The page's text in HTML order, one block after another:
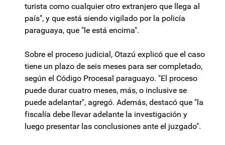
turista como cualquier otro extranjero que llega al
país", y que está siendo vigilado por la policía
paraguaya, que "le está encima".
Sobre el proceso judicial, Otazú explicó que el caso
tiene un plazo de seis meses para ser completado,
según el Código Procesal paraguayo. "El proceso
puede durar cuatro meses, más, o inclusive se
puede adelantar", agregó. Además, destacó que "la
fiscalía debe llevar adelante la investigación y
luego presentar las conclusiones ante el juzgado".